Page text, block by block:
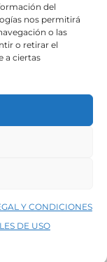
del
nos permitirá
o las
o retirar el
a ciertas
Y CONDICIONES
DE USO
PRIMERACOMPRA
de venta
web